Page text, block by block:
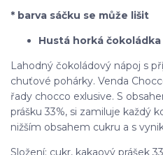
* barva sáčku se může lišit
Hustá horká čokoládka
Lahodný čokoládový nápoj s
chuťové pohárky. Venda
řady chocco exlusive. S
prášku 33%, si zamiluje každý
nižším obsahem cukru a s
Složení: cukr, kakaový prášek